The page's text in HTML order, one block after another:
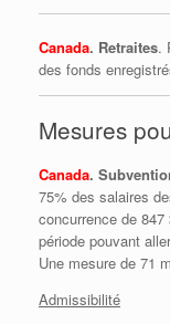
Canada. Retraites.
des fonds
Mesures
Canada.
75% des salaires
concurrence de
période pouvant
Une mesure de 71
Admissibilité